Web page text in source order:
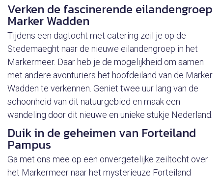
Verken de fascinerende eilandengroep
Marker Wadden
Tijdens een dagtocht met catering zeil je op de
Stedemaeght naar de nieuwe eilandengroep in het
Markermeer. Daar heb je de mogelijkheid om samen
met andere avonturiers het hoofdeiland van de Marker
Wadden te verkennen. Geniet twee uur lang van de
schoonheid van dit natuurgebied en maak een
wandeling door dit nieuwe en unieke stukje Nederland.
Duik in de geheimen van Forteiland
Pampus
Ga met ons mee op een onvergetelijke zeiltocht over
het Markermeer naar het mysterieuze Forteiland